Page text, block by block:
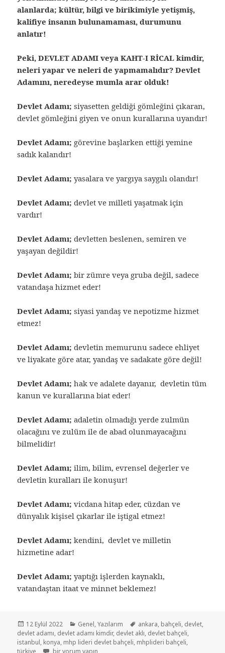
alanlarda; kültür, bilgi ve birikimiyle yetişmiş,
kalifiye insanın bulunamaması, durumunu
anlatır!
Peki, DEVLET ADAMI veya KAHT-I RİCAL kimdir,
neleri yapar ve neleri de yapmamalıdır? Devlet
Adamını, neredeyse mumla arar olduk!
Devlet Adamı; siyasetten geldiği gömleğini çıkaran,
devlet gömleğini giyen ve onun kurallarına uyandır!
Devlet Adamı; görevine başlarken ettiği yemine
sadık kalandır!
Devlet Adamı; yasalara ve yargıya saygılı olandır!
Devlet Adamı; devlet ve milleti yaşatmak için
vardır!
Devlet Adamı; devletten beslenen, semiren ve
yaşayan değildir!
Devlet Adamı; bir zümre veya gruba değil, sadece
vatandaşa hizmet eder!
Devlet Adamı; siyasi yandaş ve nepotizme hizmet
etmez!
Devlet Adamı; devletin memurunu sadece ehliyet
ve liyakate göre atar, yandaş ve sadakate göre değil!
Devlet Adamı; hak ve adalete dayanır, devletin tüm
kanun ve kurallarına biat eder!
Devlet Adamı; adaletin olmadığı yerde zulmün
olacağını ve zulüm ile de abad olunmayacağını
bilmelidir!
Devlet Adamı; ilim, bilim, evrensel değerler ve
devletin kuralları ile konuşur!
Devlet Adamı; vicdana hitap eder, cüzdan ve
dünyalık kişisel çıkarlar ile iştigal etmez!
Devlet Adamı; kendini, devlet ve milletin
hizmetine adar!
Devlet Adamı; yaptığı işlerden kaynaklı,
vatandaştan itaat ve minnet beklemez!
12 Eylül 2022 Genel,Yazılarım ankara, bahçeli, devlet,
devlet adamı, devlet adamı kimdir, devlet aklı, devlet bahçeli,
istanbul, konya, mhp lideri devlet bahçeli, mhplideri bahçeli,